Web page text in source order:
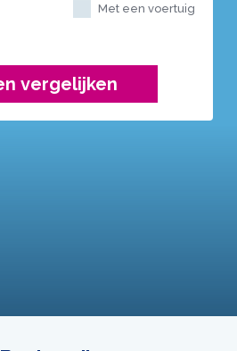
Met een voertuig
vergelijken